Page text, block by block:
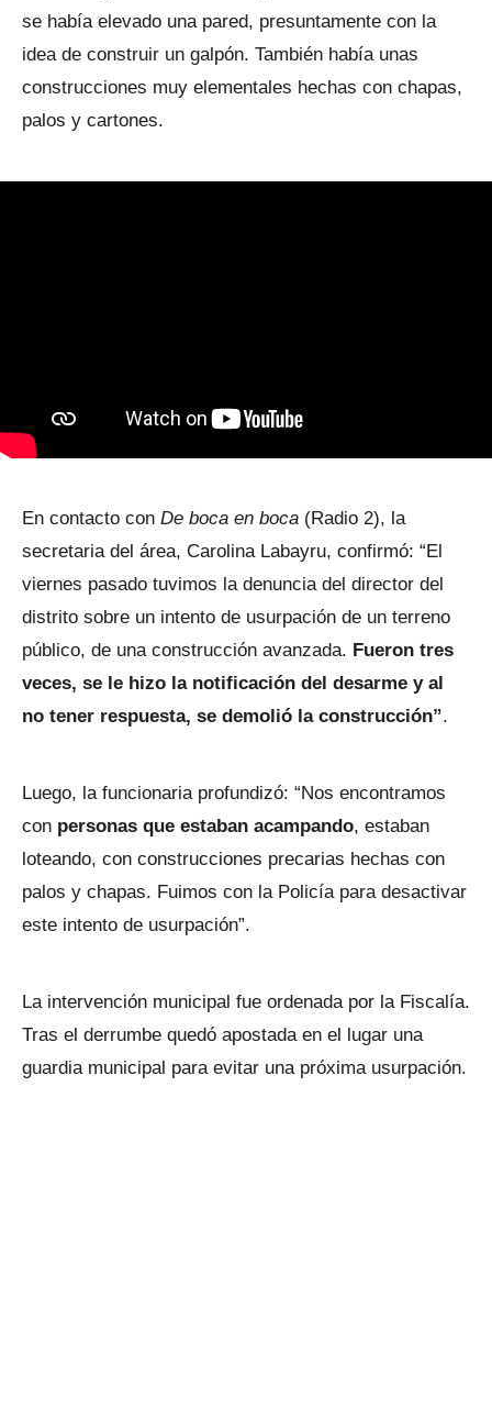
se había elevado una pared, presuntamente con la
idea de construir un galpón. También había unas
construcciones muy elementales hechas con chapas,
palos y cartones.
En contacto con De boca en boca (Radio 2), la
secretaria del área, Carolina Labayru, confirmó: “El
viernes pasado tuvimos la denuncia del director del
distrito sobre un intento de usurpación de un terreno
público, de una construcción avanzada. Fueron tres
veces, se le hizo la notificación del desarme y al
no tener respuesta, se demolió la construcción”.
Luego, la funcionaria profundizó: “Nos encontramos
con personas que estaban acampando, estaban
loteando, con construcciones precarias hechas con
palos y chapas. Fuimos con la Policía para desactivar
este intento de usurpación”.
La intervención municipal fue ordenada por la Fiscalía.
Tras el derrumbe quedó apostada en el lugar una
guardia municipal para evitar una próxima usurpación.